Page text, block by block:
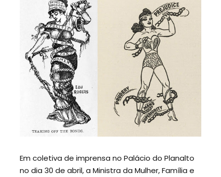
Em coletiva de imprensa no Palácio do Planalto
no dia 30 de abril, a Ministra da Mulher, Família e